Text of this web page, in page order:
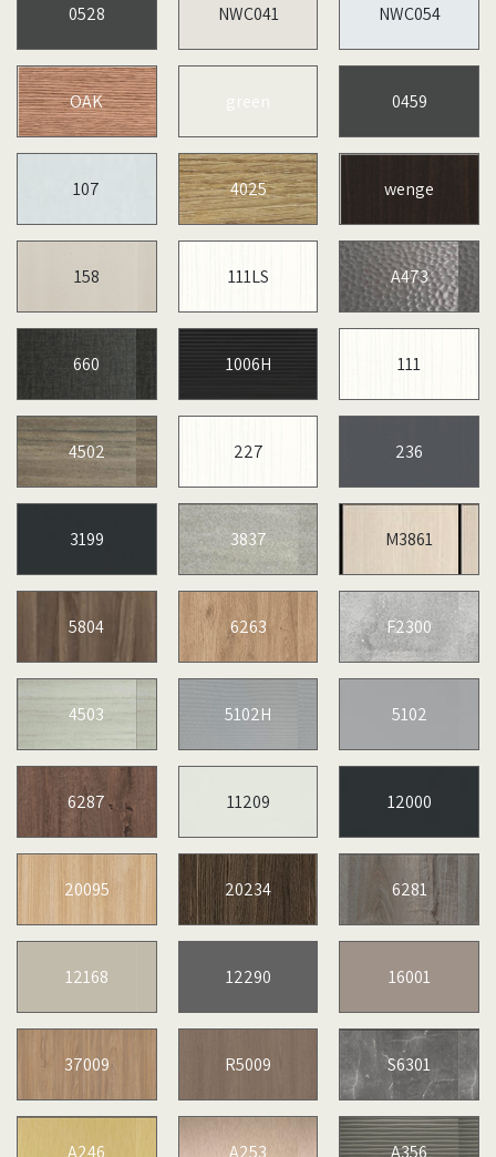
NWC054
NWC041
0528
0459
green
OAK
wenge
4025
107
A473
111LS
158
111
1006H
660
236
227
4502
M3861
3837
3199
F2300
6263
5804
5102
5102H
4503
12000
11209
6287
6281
20234
20095
16001
12290
12168
S6301
R5009
37009
A356
A253
A246